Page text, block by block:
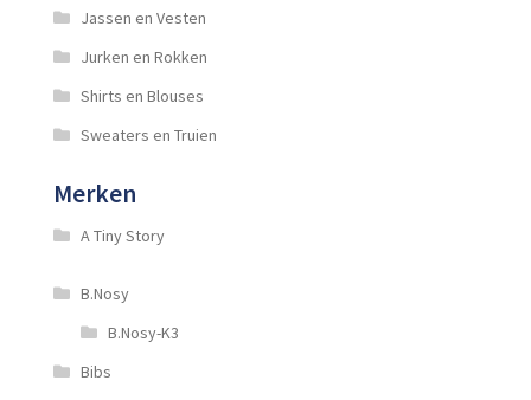
Jassen en Vesten
Jurken en Rokken
Shirts en Blouses
Sweaters en Truien
Merken
A Tiny Story
B.Nosy
B.Nosy-K3
Bibs